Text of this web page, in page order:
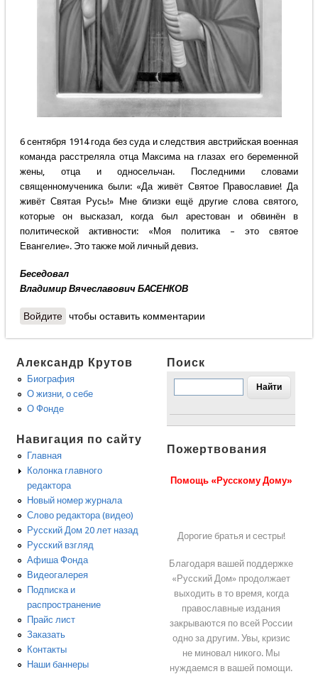
6 сентября 1914 года без суда и следствия австрийская военная
команда расстреляла отца Максима на глазах его беременной
жены, отца и односельчан. Последними словами
священномученика были: «Да живёт Святое Православие! Да
живёт Святая Русь!» Мне близки ещё другие слова святого,
которые он высказал, когда был арестован и обвинён в
политической активности: «Моя политика – это святое
Евангелие». Это также мой личный девиз.
Беседовал
Владимир Вячеславович БАСЕНКОВ
Войдите чтобы оставить комментарии
Александр Крутов
Биография
О жизни, о себе
О Фонде
Навигация по сайту
Главная
Колонка главного
редактора
Новый номер журнала
Слово редактора (видео)
Русский Дом 20 лет назад
Русский взгляд
Афиша Фонда
Видеогалерея
Подписка и
распространение
Прайс лист
Заказать
Контакты
Наши баннеры
Поиск
Пожертвования
Помощь «Русскому Дому»
Дорогие братья и сестры!
Благодаря вашей поддержке
«Русский Дом» продолжает
выходить в то время, когда
православные издания
закрываются по всей России
одно за другим. Увы, кризис
не миновал никого. Мы
нуждаемся в вашей помощи.